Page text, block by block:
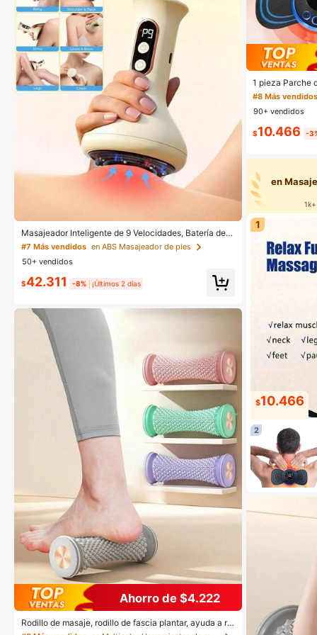
Masajeador Inteligente de 9 Velocidades, Batería de 1
200mAh - Electrodoméstico, Material Duradero, Uso
en Todo el Body, Adecuado para Uso Doméstico, Apli
cable a Piernas, Manos, Espalda, Electrodoméstico |
#7 Más vendidos en ABS Masajeador de pies
50+ vendidos
$42.311 -8% ¡Últimos 2 días
Ahorro de $4.222
Rodillo de masaje, rodillo de fascia plantar, ayuda a rel
ajar los músculos de los pies/manos/piernas, alivia el
1 pieza Parche
modos 19
on pantalla
cuello, espalda
lajación
gimnasio
#8 Más vendidos
90+ vendidos
$10.466 -
en
1
$10.466
2